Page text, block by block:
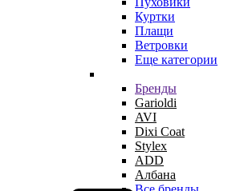
Куртки
Плащи
Ветровки
Еще категории
Бренды
Garioldi
AVI
Dixi Coat
Stylex
ADD
Албана